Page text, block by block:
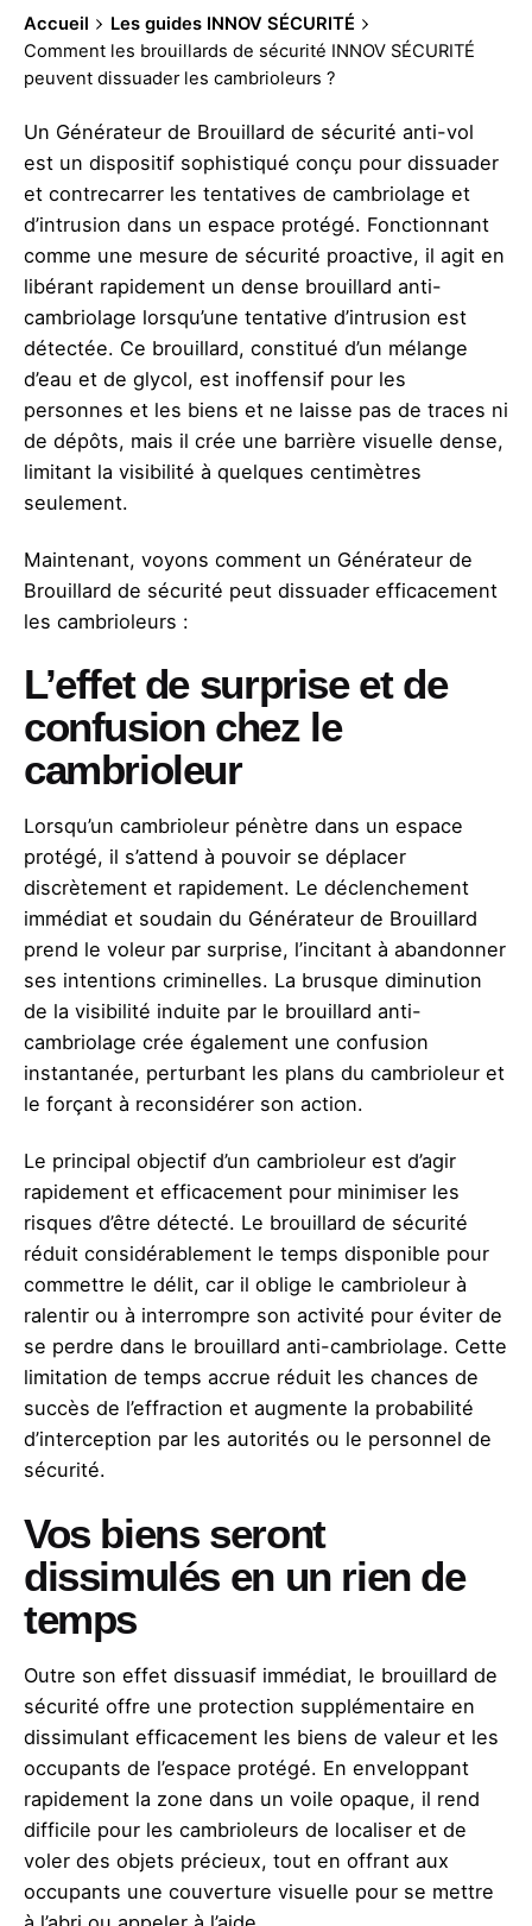
Accueil
Les guides INNOV SÉCURITÉ
Comment les brouillards de sécurité INNOV SÉCURITÉ
peuvent dissuader les cambrioleurs ?
Un Générateur de Brouillard de sécurité anti-vol
est un dispositif sophistiqué conçu pour dissuader
et contrecarrer les tentatives de cambriolage et
d’intrusion dans un espace protégé. Fonctionnant
comme une mesure de sécurité proactive, il agit en
libérant rapidement un dense brouillard anti-
cambriolage lorsqu’une tentative d’intrusion est
détectée. Ce brouillard, constitué d’un mélange
d’eau et de glycol, est inoffensif pour les
personnes et les biens et ne laisse pas de traces ni
de dépôts, mais il crée une barrière visuelle dense,
limitant la visibilité à quelques centimètres
seulement.
Maintenant, voyons comment un Générateur de
Brouillard de sécurité peut dissuader efficacement
les cambrioleurs :
L’effet de surprise et de
confusion chez le
cambrioleur
Lorsqu’un cambrioleur pénètre dans un espace
protégé, il s’attend à pouvoir se déplacer
discrètement et rapidement. Le déclenchement
immédiat et soudain du Générateur de Brouillard
prend le voleur par surprise, l’incitant à abandonner
ses intentions criminelles. La brusque diminution
de la visibilité induite par le brouillard anti-
cambriolage crée également une confusion
instantanée, perturbant les plans du cambrioleur et
le forçant à reconsidérer son action.
Le principal objectif d’un cambrioleur est d’agir
rapidement et efficacement pour minimiser les
risques d’être détecté. Le brouillard de sécurité
réduit considérablement le temps disponible pour
commettre le délit, car il oblige le cambrioleur à
ralentir ou à interrompre son activité pour éviter de
se perdre dans le brouillard anti-cambriolage. Cette
limitation de temps accrue réduit les chances de
succès de l’effraction et augmente la probabilité
d’interception par les autorités ou le personnel de
sécurité.
Vos biens seront
dissimulés en un rien de
temps
Outre son effet dissuasif immédiat, le brouillard de
sécurité offre une protection supplémentaire en
dissimulant efficacement les biens de valeur et les
occupants de l’espace protégé. En enveloppant
rapidement la zone dans un voile opaque, il rend
difficile pour les cambrioleurs de localiser et de
voler des objets précieux, tout en offrant aux
occupants une couverture visuelle pour se mettre